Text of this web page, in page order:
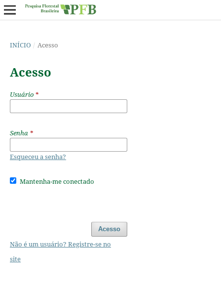
INÍCIO / Acesso
Acesso
Usuário *
Senha *
Esqueceu a senha?
Mantenha-me conectado
Acesso
Não é um usuário? Registre-se no
site